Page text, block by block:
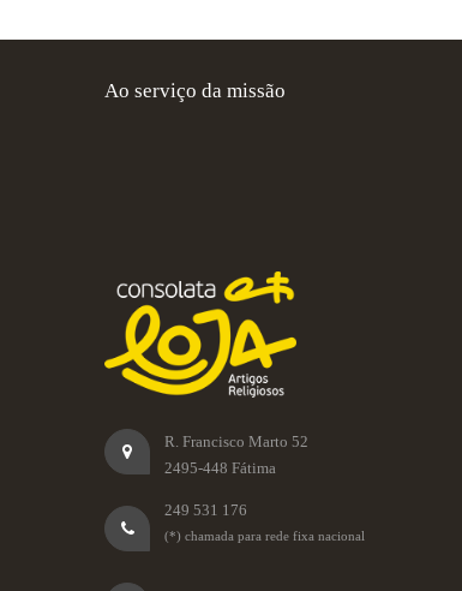
Ao serviço da missão
R. Francisco Marto 52
2495-448 Fátima
249 531 176
(*) chamada para rede fixa nacional